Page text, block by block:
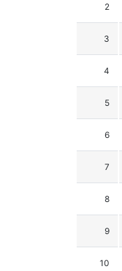
2
3
4
5
6
7
8
9
10